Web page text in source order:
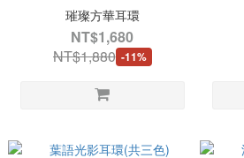
璀璨方華耳環
NT$1,680
NT$1,880 -11%